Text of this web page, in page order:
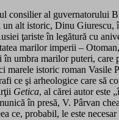
consilier al guvernatorului
alt istoric, Dinu Giurescu,
ţariste în legătură cu
marilor imperii –
umbra marilor puteri, care
istoric roman Vasile
ce şi arheologice care să
Getica, al cărei autor este
în presă, V. Pârvan
ce, probabil, le este